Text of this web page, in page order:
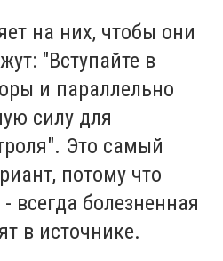
на них, чтобы они
"Вступайте в
и параллельно
силу для
Это самый
потому что
всегда болезненная
в источнике.